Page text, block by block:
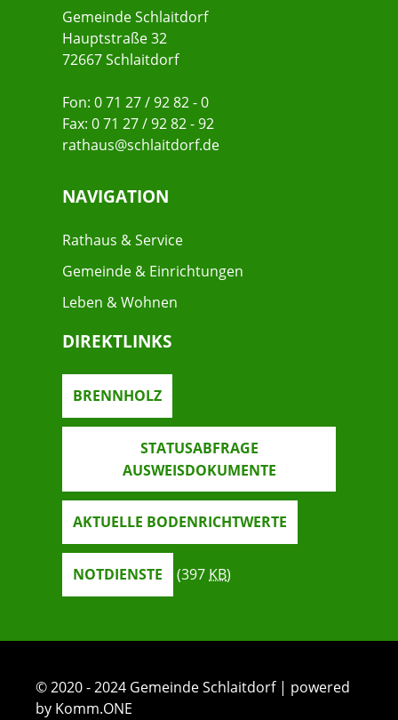
Gemeinde Schlaitdorf
Hauptstraße 32
72667 Schlaitdorf
Fon: 0 71 27 / 92 82 - 0
Fax: 0 71 27 / 92 82 - 92
rathaus@schlaitdorf.de
NAVIGATION
Rathaus & Service
Gemeinde & Einrichtungen
Leben & Wohnen
DIREKTLINKS
BRENNHOLZ
STATUSABFRAGE
AUSWEISDOKUMENTE
AKTUELLE BODENRICHTWERTE
NOTDIENSTE (397 KB)
© 2020 - 2024 Gemeinde Schlaitdorf | powered
by Komm.ONE